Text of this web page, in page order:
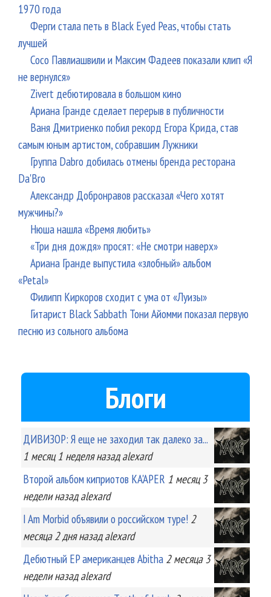
1970 года
Ферги стала петь в Black Eyed Peas, чтобы стать
лучшей
Сосо Павлиашвили и Максим Фадеев показали клип «Я
не вернулся»
Zivert дебютировала в большом кино
Ариана Гранде сделает перерыв в публичности
Ваня Дмитриенко побил рекорд Егора Крида, став
самым юным артистом, собравшим Лужники
Группа Dabro добилась отмены бренда ресторана
Da'Bro
Александр Добронравов рассказал «Чего хотят
мужчины?»
Нюша нашла «Время любить»
«Три дня дождя» просят: «Не смотри наверх»
Ариана Гранде выпустила «злобный» альбом
«Petal»
Филипп Киркоров сходит с ума от «Луизы»
Гитарист Black Sabbath Тони Айомми показал первую
песню из сольного альбома
Блоги
ДИВИЗОР: Я еще не заходил так далеко за...
1 месяц 1 неделяназад alexard
Второй альбом киприотов KA'APER 1 месяц 3
неделиназад alexard
I Am Morbid объявили о российском туре! 2
месяца 2 дняназад alexard
Дебютный EP американцев Abitha 2 месяца 3
неделиназад alexard